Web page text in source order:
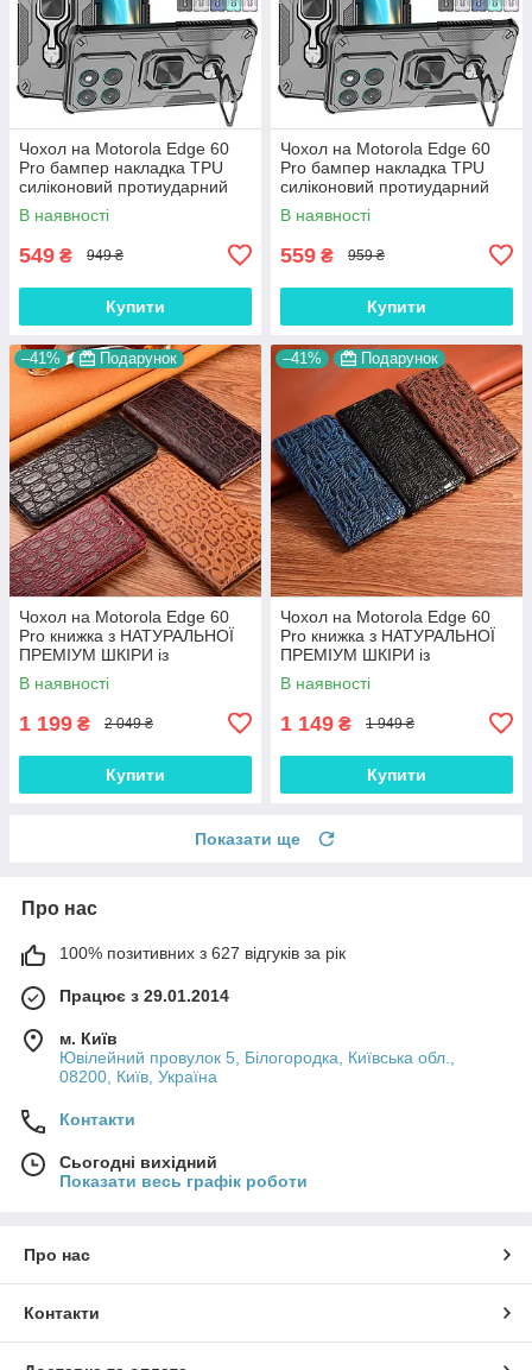
Чохол на Motorola Edge 60
Pro бампер накладка TPU
силіконовий протиударний
оригінальний "VANGUARD "
В наявності
549 ₴ 949 ₴
Купити
Чохол на Motorola Edge 60
Pro бампер накладка TPU
силіконовий протиударний
оригінальний "VANGUARD "
В наявності
559 ₴ 959 ₴
Купити
–41% Подарунок
Чохол на Motorola Edge 60
Pro книжка з НАТУРАЛЬНОЇ
ПРЕМІУМ ШКІРИ із
підставкою протиударний
магнітний "JACOSA"
В наявності
1 199 ₴ 2 049 ₴
Купити
–41% Подарунок
Чохол на Motorola Edge 60
Pro книжка з НАТУРАЛЬНОЇ
ПРЕМІУМ ШКІРИ із
підставкою протиударний
магнітний "DRAGON"
В наявності
1 149 ₴ 1 949 ₴
Купити
Показати ще
Про нас
100% позитивних з 627 відгуків за рік
Працює з 29.01.2014
м. Київ
Ювілейний провулок 5, Білогородка, Київська обл.,
08200, Київ, Україна
Контакти
Сьогодні вихідний
Показати весь графік роботи
Про нас
Контакти